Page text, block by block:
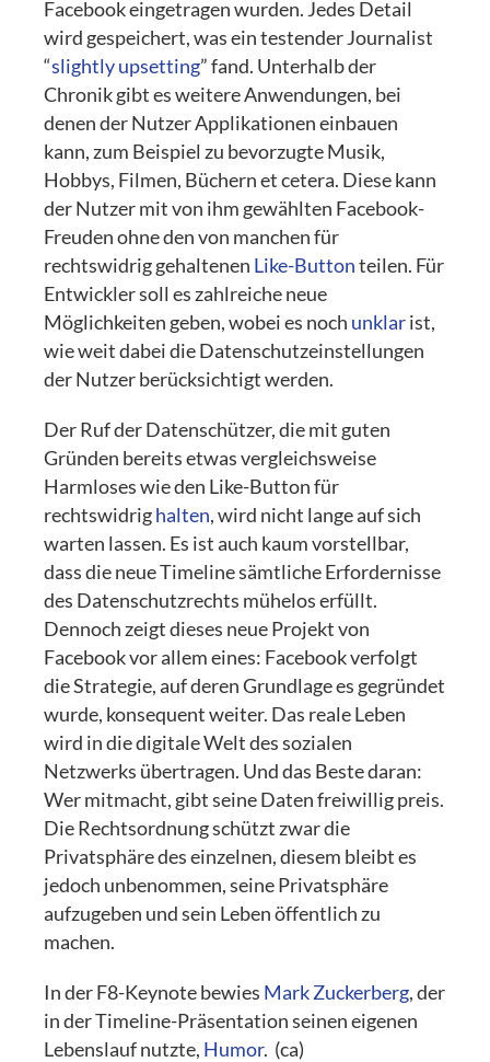
Facebook eingetragen wurden. Jedes Detail
wird gespeichert, was ein testender Journalist
“slightly upsetting” fand. Unterhalb der
Chronik gibt es weitere Anwendungen, bei
denen der Nutzer Applikationen einbauen
kann, zum Beispiel zu bevorzugte Musik,
Hobbys, Filmen, Büchern et cetera. Diese kann
der Nutzer mit von ihm gewählten Facebook-
Freuden ohne den von manchen für
rechtswidrig gehaltenen Like-Buttonteilen. Für
Entwickler soll es zahlreiche neue
Möglichkeiten geben, wobei es noch unklarist,
wie weit dabei die Datenschutzeinstellungen
der Nutzer berücksichtigt werden.
Der Ruf der Datenschützer, die mit guten
Gründen bereits etwas vergleichsweise
Harmloses wie den Like-Button für
rechtswidrighalten, wird nicht lange auf sich
warten lassen. Es ist auch kaum vorstellbar,
dass die neue Timeline sämtliche Erfordernisse
des Datenschutzrechts mühelos erfüllt.
Dennoch zeigt dieses neue Projekt von
Facebook vor allem eines: Facebook verfolgt
die Strategie, auf deren Grundlage es gegründet
wurde, konsequent weiter. Das reale Leben
wird in die digitale Welt des sozialen
Netzwerks übertragen. Und das Beste daran:
Wer mitmacht, gibt seine Daten freiwillig preis.
Die Rechtsordnung schützt zwar die
Privatsphäre des einzelnen, diesem bleibt es
jedoch unbenommen, seine Privatsphäre
aufzugeben und sein Leben öffentlich zu
machen.
In der F8-Keynote bewies Mark Zuckerberg, der
in der Timeline-Präsentation seinen eigenen
Lebenslauf nutzte, Humor. (ca)